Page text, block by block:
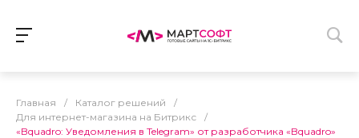
Главная / Каталог решений
/
Для интернет-магазина на Битрикс
/
«Bquadro: Уведомления в Telegram» от разработчика «Bquadro»